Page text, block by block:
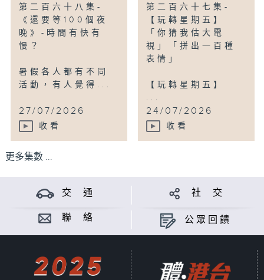
第二百六十八集-
《還要等100個夜
晚》-時間有快有
慢？
暑假各人都有不同
活動，有人覺得...
27/07/2026
收看
第二百六十七集-
【玩轉星期五】
「你猜我估大電
視」「拼出一百種
表情」
【玩轉星期五】
...
24/07/2026
收看
更多集數 ...
交 通 社 交
聯 絡 公眾回饋